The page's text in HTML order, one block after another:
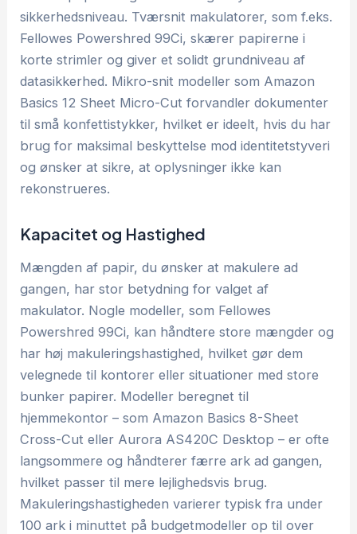
sikkerhedsniveau. Tværsnit makulatorer, som f.eks.
Fellowes Powershred 99Ci, skærer papirerne i
korte strimler og giver et solidt grundniveau af
datasikkerhed. Mikro-snit modeller som Amazon
Basics 12 Sheet Micro-Cut forvandler dokumenter
til små konfettistykker, hvilket er ideelt, hvis du har
brug for maksimal beskyttelse mod identitetstyveri
og ønsker at sikre, at oplysninger ikke kan
rekonstrueres.
Kapacitet og Hastighed
Mængden af papir, du ønsker at makulere ad
gangen, har stor betydning for valget af
makulator. Nogle modeller, som Fellowes
Powershred 99Ci, kan håndtere store mængder og
har høj makuleringshastighed, hvilket gør dem
velegnede til kontorer eller situationer med store
bunker papirer. Modeller beregnet til
hjemmekontor – som Amazon Basics 8-Sheet
Cross-Cut eller Aurora AS420C Desktop – er ofte
langsommere og håndterer færre ark ad gangen,
hvilket passer til mere lejlighedsvis brug.
Makuleringshastigheden varierer typisk fra under
100 ark i minuttet på budgetmodeller op til over